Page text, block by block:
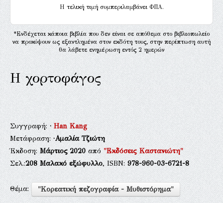
H τελική τιμή συμπεριλαμβάνει ΦΠΑ.
*Ενδέχεται κάποια βιβλία που δεν είναι σε απόθεμα στο βιβλιοπωλείο
να προκύψουν ως εξαντλημένα στον εκδότη τους, στην περίπτωση αυτή
θα λάβετε ενημέρωση εντός 2 ημερών
Η χορτοφάγος
Συγγραφή:·Han Kang
Μετάφραση:·Αμαλία Τζιώτη
Έκδοση:Μάρτιος 2020από"Εκδόσεις Καστανιώτη"
Σελ.:208 Μαλακό εξώφυλλο, ISBN:978-960-03-6721-8
Θέμα: "Κορεατική πεζογραφία - Μυθιστόρημα"